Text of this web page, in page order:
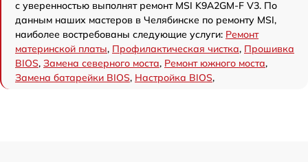
с уверенностью выполнят ремонт MSI K9A2GM-F V3. По
данным наших мастеров в Челябинске по ремонту MSI,
наиболее востребованы следующие услуги: Ремонт
материнской платы, Профилактическая чистка, Прошивка
BIOS, Замена северного моста, Ремонт южного моста,
Замена батарейки BIOS, Настройка BIOS,